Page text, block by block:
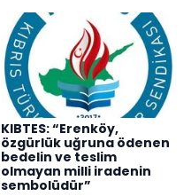
KIBTES: “Erenköy,
özgürlük uğruna ödenen
bedelin ve teslim
olmayan milli iradenin
sembolüdür”